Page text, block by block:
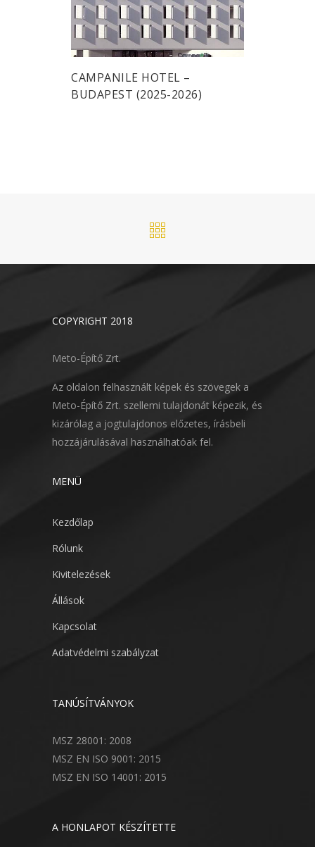
CAMPANILE HOTEL –
BUDAPEST (2025-2026)
COPYRIGHT 2018
Meto-Építő Zrt.
Az oldalon felhasznált képek és szövegek a
Meto-Építő Zrt. szellemi tulajdonát képezik, és
kizárólag a jogtulajdonos előzetes, írásbeli
hozzájárulásával használhatóak fel.
MENÜ
Kezdőlap
Rólunk
Kivitelezések
Állások
Kapcsolat
Adatvédelmi szabályzat
TANÚSÍTVÁNYOK
MSZ 28001: 2008
MSZ EN ISO 9001: 2015
MSZ EN ISO 14001: 2015
A HONLAPOT KÉSZÍTETTE